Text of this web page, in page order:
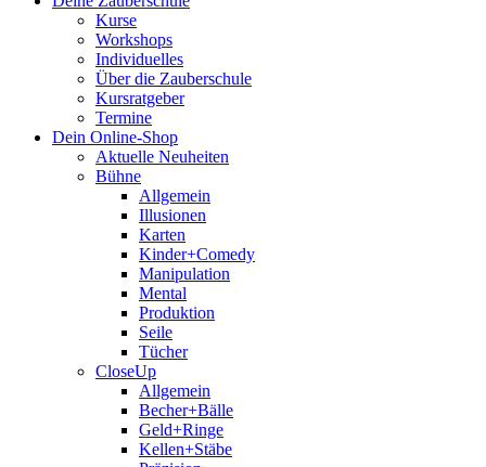
Kurse
Workshops
Individuelles
Über die Zauberschule
Kursratgeber
Termine
Dein Online-Shop
Aktuelle Neuheiten
Bühne
Allgemein
Illusionen
Karten
Kinder+Comedy
Manipulation
Mental
Produktion
Seile
Tücher
CloseUp
Allgemein
Becher+Bälle
Geld+Ringe
Kellen+Stäbe